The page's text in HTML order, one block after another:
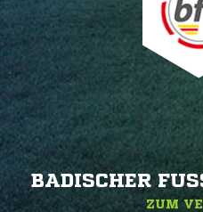
BADISCHER
ZUM